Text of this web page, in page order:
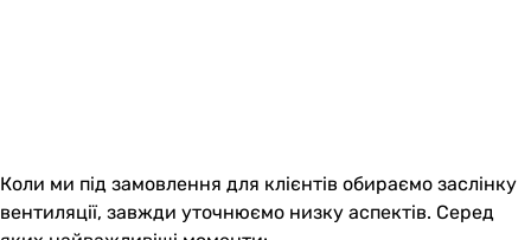
Коли ми під замовлення для клієнтів обираємо заслінку
вентиляції, завжди уточнюємо низку аспектів. Серед